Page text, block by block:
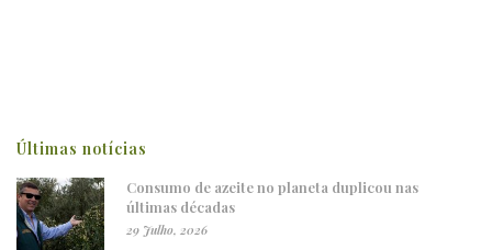
Últimas notícias
Consumo de azeite no planeta duplicou nas
últimas décadas
29 Julho, 2026